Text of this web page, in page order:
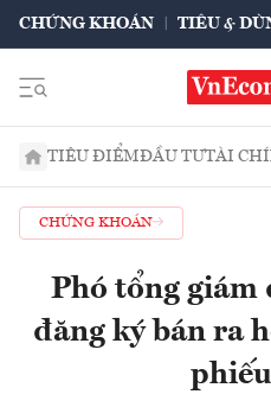
CHỨNG KHOÁN TIÊU &
TIÊU ĐIỂMĐẦU TƯTÀI
CHỨNG KHOÁN
Phó tổng
đăng ký bán ra